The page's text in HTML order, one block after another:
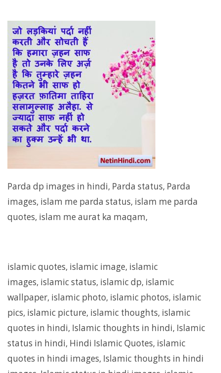
Parda dp images in hindi, Parda status, Parda
images, islam me parda status, islam me parda
quotes, islam me aurat ka maqam,
islamic quotes, islamic image, islamic
images, islamic status, islamic dp, islamic
wallpaper, islamic photo, islamic photos, islamic
pics, islamic picture, islamic thoughts, islamic
quotes in hindi, Islamic thoughts in hindi, Islamic
status in hindi, Hindi Islamic Quotes, islamic
quotes in hindi images, Islamic thoughts in hindi